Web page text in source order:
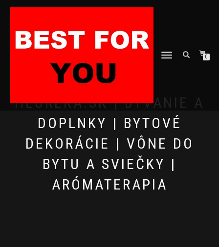
TOGGLE
0
HEUREKA.SK | BÝVANIE A
DOPLNKY | BYTOVÉ
DEKORÁCIE | VÔNE DO
BYTU A SVIEČKY |
ARÓMATERAPIA